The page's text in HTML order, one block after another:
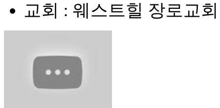
교회 : 웨스트힐 장로교회